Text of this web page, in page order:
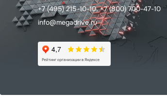
+7 (495) 215-10-10, +7 (800) 700-47-10
info@megadrive.ru